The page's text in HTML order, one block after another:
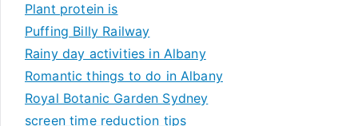
Plant protein is
Puffing Billy Railway
Rainy day activities in Albany
Romantic things to do in Albany
Royal Botanic Garden Sydney
screen time reduction tips